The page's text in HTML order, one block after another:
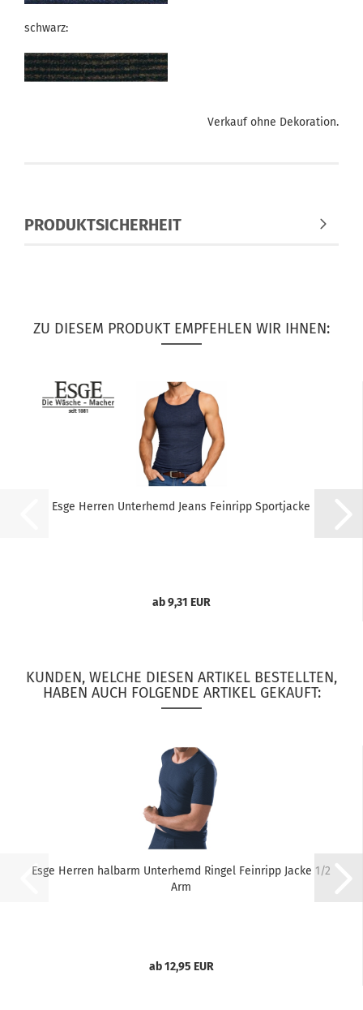
schwarz:
Verkauf ohne Dekoration.
PRODUKTSICHERHEIT
ZU DIESEM PRODUKT EMPFEHLEN WIR IHNEN:
Esge Herren Unterhemd Jeans Feinripp Sportjacke
ab 9,31 EUR
KUNDEN, WELCHE DIESEN ARTIKEL BESTELLTEN,
HABEN AUCH FOLGENDE ARTIKEL GEKAUFT:
Esge Herren halbarm Unterhemd Ringel Feinripp Jacke 1/2
Arm
ab 12,95 EUR